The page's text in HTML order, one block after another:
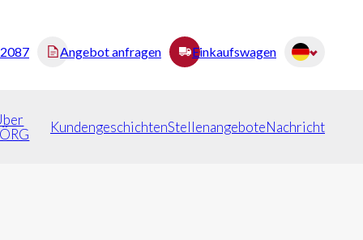
Angebot anfragen Einkaufswagen
KundengeschichtenStellenangeboteNachricht